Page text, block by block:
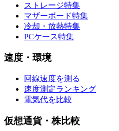
ストレージ特集
マザーボード特集
冷却・放熱特集
PCケース特集
速度・環境
回線速度を測る
速度測定ランキング
電気代を比較
仮想通貨・株比較